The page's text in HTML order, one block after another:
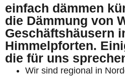
einfach dämmen
die Dämmung von
Geschäftshäusern
Himmelpforten.
die für uns
Wir sind regional in